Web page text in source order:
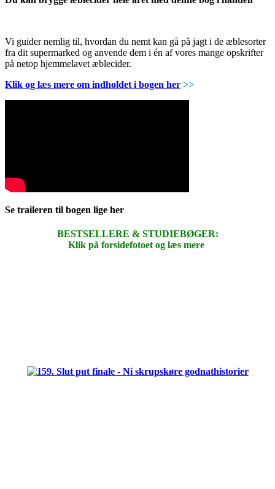
Vi guider nemlig til, hvordan du nemt kan gå på jagt i de æblesorter
fra dit supermarked og anvende dem i én af vores mange opskrifter
på netop hjemmelavet æblecider.
Klik og læs mere om indholdet i bogen her >>
Se traileren til bogen lige her
BESTSELLERE & STUDIEBØGER:
Klik på forsidefotoet og læs mere